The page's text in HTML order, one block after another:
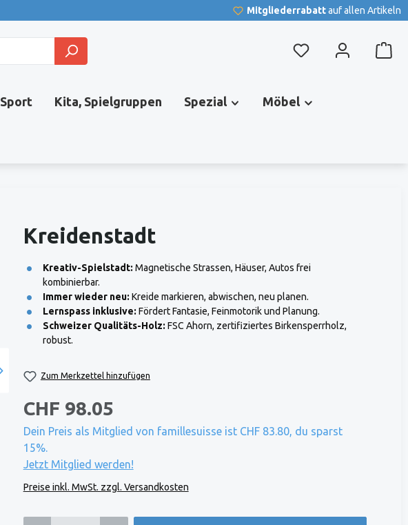
Mitgliederrabattauf allen Artikeln
Du hast 0 Produkte
Sport Kita, Spielgruppen Spezial Möbel
Kreidenstadt
Kreativ-Spielstadt: Magnetische Strassen, Häuser, Autos frei
kombinierbar.
Immer wieder neu: Kreide markieren, abwischen, neu planen.
Lernspass inklusive: Fördert Fantasie, Feinmotorik und Planung.
Schweizer Qualitäts-Holz: FSC Ahorn, zertifiziertes Birkensperrholz,
robust.
Zum Merkzettel hinzufügen
CHF 98.05
Dein Preis als Mitglied von famillesuisse ist CHF 83.80, du sparst
15%.
Jetzt Mitglied werden!
Preise inkl. MwSt. zzgl. Versandkosten